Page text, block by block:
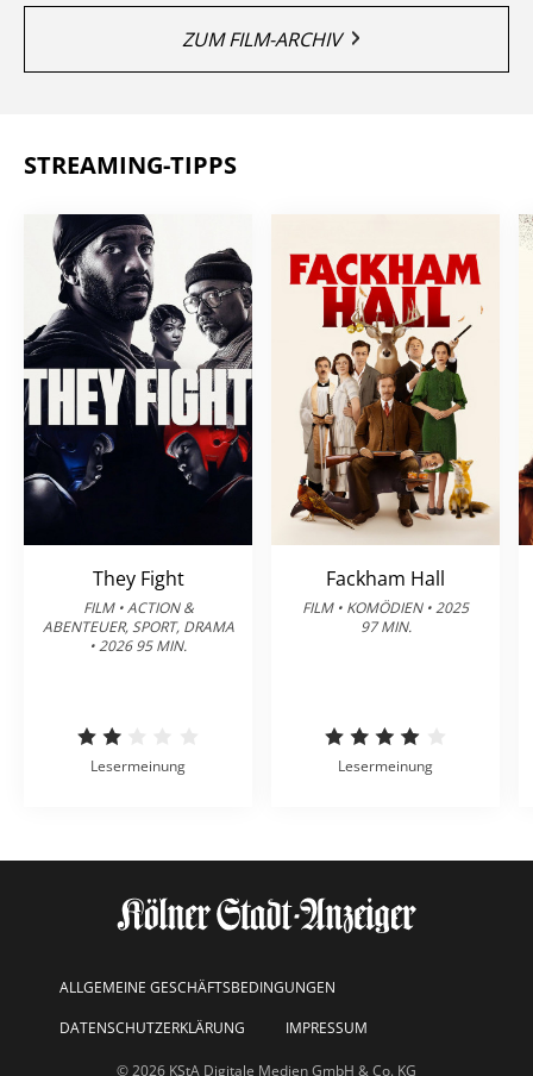
ZUM FILM-ARCHIV
STREAMING-TIPPS
They Fight
FILM • ACTION &
ABENTEUER, SPORT, DRAMA
• 2026 95 MIN.
Lesermeinung
Fackham Hall
FILM • KOMÖDIEN • 2025
97 MIN.
Lesermeinung
ALLGEMEINE GESCHÄFTSBEDINGUNGEN
DATENSCHUTZERKLÄRUNG
IMPRESSUM
© 2026 KStA Digitale Medien GmbH & Co. KG